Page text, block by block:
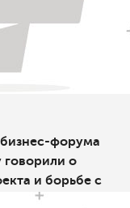
форума
о
и борьбе с